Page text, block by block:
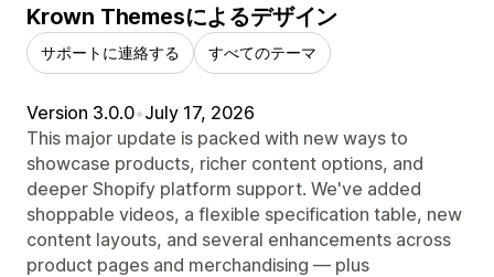
Krown Themesによるデザイン
サポートに連絡する すべてのテーマ
Version 3.0.0•July 17, 2026
This major update is packed with new ways to
showcase products, richer content options, and
deeper Shopify platform support. We've added
shoppable videos, a flexible specification table, new
content layouts, and several enhancements across
product pages and merchandising — plus